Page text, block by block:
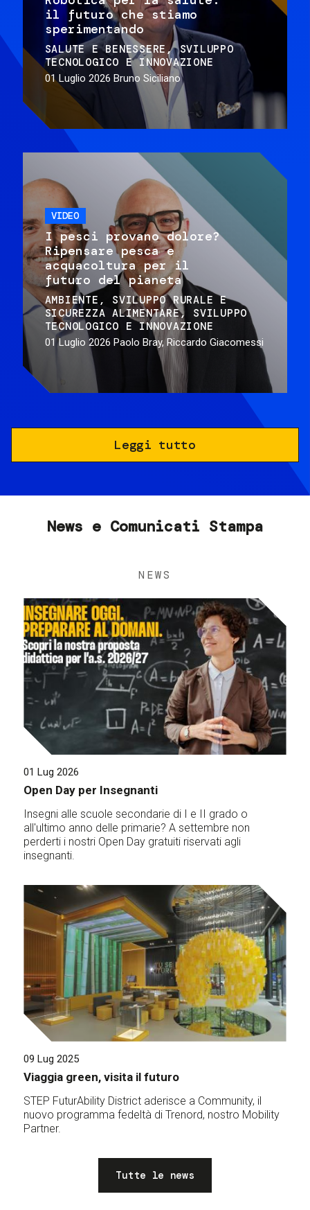
il futuro che stiamo
sperimentando
SALUTE E BENESSERE
SVILUPPO
TECNOLOGICO E INNOVAZIONE
01 Luglio 2026 Bruno Siciliano
VIDEO
I pesci provano dolore?
Ripensare pesca e
acquacoltura per il
futuro del pianeta
AMBIENTE
SVILUPPO RURALE E
SICUREZZA ALIMENTARE
SVILUPPO
TECNOLOGICO E INNOVAZIONE
01 Luglio 2026 Paolo Bray, Riccardo Giacomessi
Leggi tutto
News e Comunicati Stampa
NEWS
01 Lug 2026
Open Day per Insegnanti
Insegni alle scuole secondarie di I e II grado o
all'ultimo anno delle primarie? A settembre non
perderti i nostri Open Day gratuiti riservati agli
insegnanti.
09 Lug 2025
Viaggia green, visita il futuro
STEP FuturAbility District aderisce a Community, il
nuovo programma fedeltà di Trenord, nostro Mobility
Partner.
Tutte le news